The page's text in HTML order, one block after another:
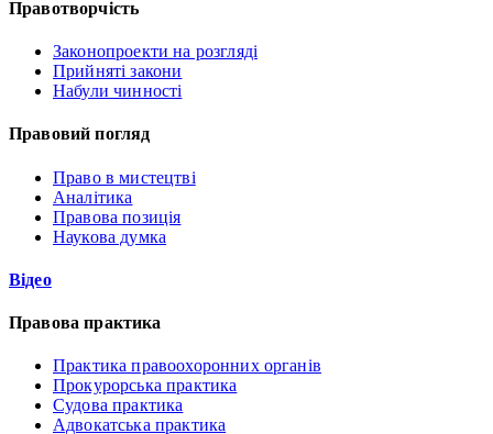
Правотворчість
Законопроекти на розгляді
Прийняті закони
Набули чинності
Правовий погляд
Право в мистецтві
Аналітика
Правова позиція
Наукова думка
Відео
Правова практика
Практика правоохоронних органів
Прокурорська практика
Судова практика
Адвокатська практика